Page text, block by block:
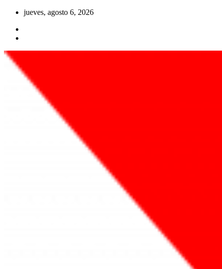
Saltar
contenido
jueves, agosto 6, 2026